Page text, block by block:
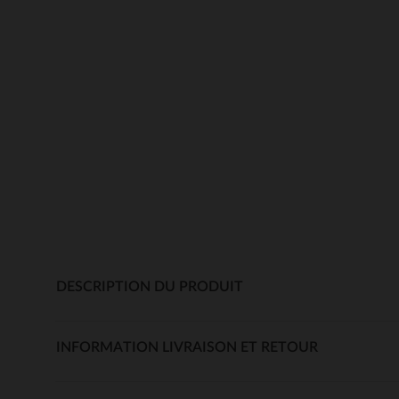
DESCRIPTION DU PRODUIT
INFORMATION LIVRAISON ET RETOUR